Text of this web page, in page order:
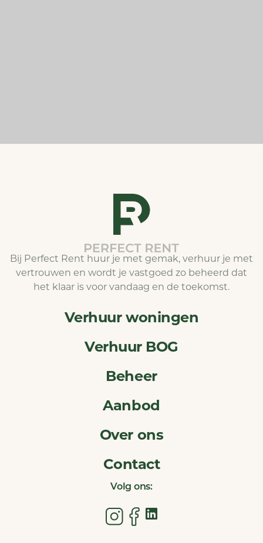
Bij Perfect Rent huur je met gemak, verhuur je met
vertrouwen en wordt je vastgoed zo beheerd dat
het klaar is voor vandaag en de toekomst.
Verhuur woningen
Verhuur BOG
Beheer
Aanbod
Over ons
Contact
Volg ons: